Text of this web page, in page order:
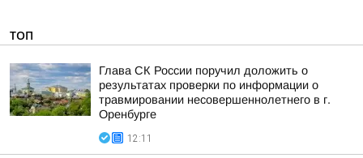
ТОП
Глава СК России поручил доложить о
результатах проверки по информации о
травмировании несовершеннолетнего в г.
Оренбурге
12:11